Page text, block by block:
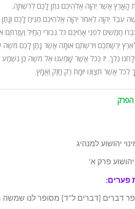
הָאָרֶץ אֲשֶׁר יְהוָה אֱלֹהֵיכֶם נֹתֵן לָכֶם
עֶבֶד יְהוָה לֵאמֹר יְהוָה אֱלֹהֵיכֶם מֵנִיחַ לָכֶם
חֲמֻשִׁים לִפְנֵי אֲחֵיכֶם כֹּל גִּבּוֹרֵי הַחַיִל וַעֲזַרְתֶּם
יְרֻשַּׁתְכֶם וִירִשְׁתֶּם אוֹתָהּ אֲשֶׁר נָתַן לָכֶם מֹשֶׁה
נֵלֵךְ. יז כְּכֹל אֲשֶׁר שָׁמַעְנוּ אֶל מֹשֶׁה כֵּן נִשְׁמַע
לְכֹל אֲשֶׁר תְּצַוֶּנּוּ יוּמָת רַק חֲזַק וֶאֱמָץ.
הפרק
יהושוע למנהיג
יהושוע פרק א’
פערים:
דברים [דברים ל”ד] מסופר לנו שמשה